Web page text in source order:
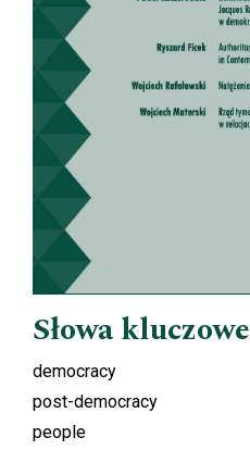
Słowa kluczowe
democracy
post-democracy
people